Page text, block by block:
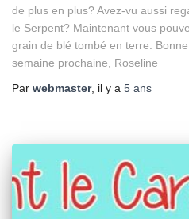
de plus en plus? Avez-vu aussi
le Serpent? Maintenant vous
grain de blé tombé en terre.
semaine prochaine, Roseline
Par webmaster, il y a 5 ans